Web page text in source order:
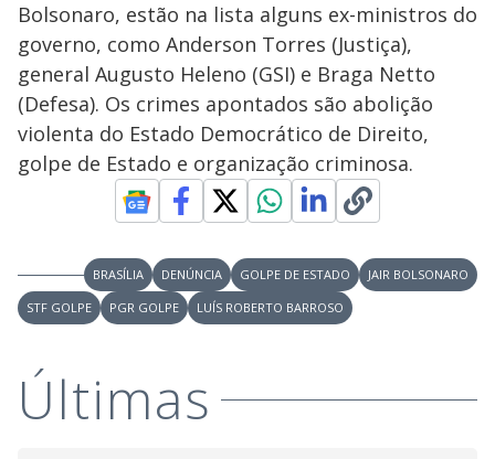
Bolsonaro, estão na lista alguns ex-ministros do
governo, como Anderson Torres (Justiça),
general Augusto Heleno (GSI) e Braga Netto
(Defesa). Os crimes apontados são abolição
violenta do Estado Democrático de Direito,
golpe de Estado e organização criminosa.
BRASÍLIA DENÚNCIA GOLPE DE ESTADO
JAIR BOLSONARO
STF GOLPE
PGR GOLPE LUÍS ROBERTO BARROSO
Últimas